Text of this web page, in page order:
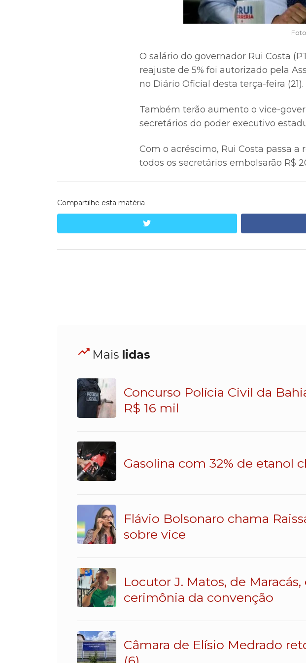
O salário do governador Rui Costa
reajuste de 5% foi autorizado pela
no Diário Oficial desta terça-feira (21).
Também terão aumento o vice-
secretários do poder executivo
Com o acréscimo, Rui Costa passa a
todos os secretários embolsarão R$
Compartilhe esta matéria
Mais lidas
Concurso Polícia Civil da
R$ 16 mil
Gasolina com 32% de etanol
Flávio Bolsonaro chama
sobre vice
Locutor J. Matos, de
cerimônia da convenção
Câmara de Elísio Medrado